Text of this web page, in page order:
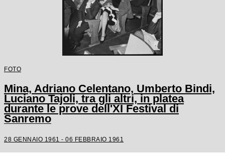
FOTO
Mina, Adriano Celentano, Umberto Bindi,
Luciano Tajoli, tra gli altri, in platea
durante le prove dell'XI Festival di
Sanremo
28 GENNAIO 1961 - 06 FEBBRAIO 1961